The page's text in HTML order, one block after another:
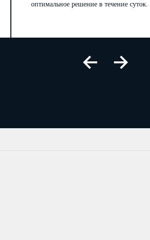
оптимальное решение в течение суток.